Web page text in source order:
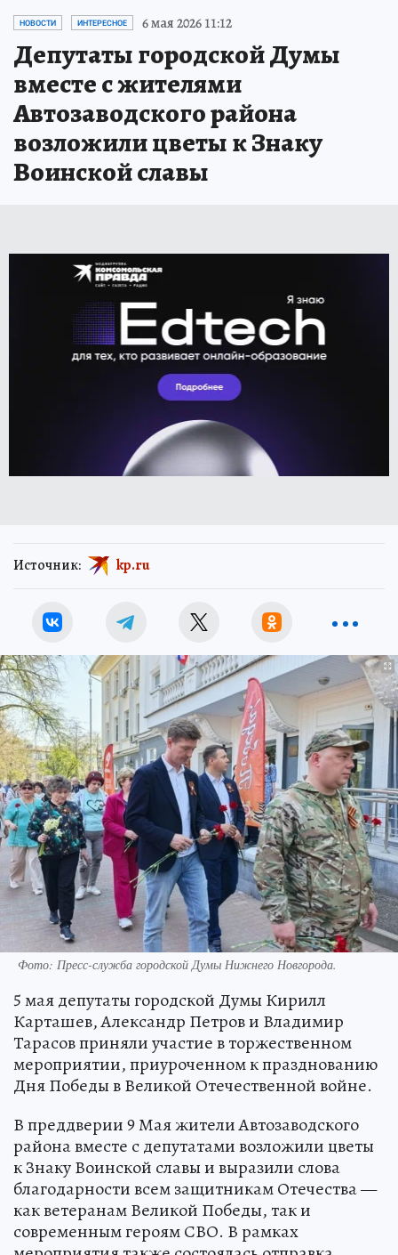
НОВОСТИ ИНТЕРЕСНОЕ 6 мая 2026 11:12
Депутаты городской Думы
вместе с жителями
Автозаводского района
возложили цветы к Знаку
Воинской славы
Источник: kp.ru
Фото: Пресс-служба городской Думы Нижнего Новгорода.
5 мая депутаты городской Думы Кирилл
Карташев, Александр Петров и Владимир
Тарасов приняли участие в торжественном
мероприятии, приуроченном к празднованию
Дня Победы в Великой Отечественной войне.
В преддверии 9 Мая жители Автозаводского
района вместе с депутатами возложили цветы
к Знаку Воинской славы и выразили слова
благодарности всем защитникам Отечества —
как ветеранам Великой Победы, так и
современным героям СВО. В рамках